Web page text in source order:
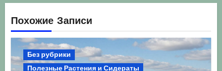
Похожие Записи
Без рубрики
Полезные Растения и Сидераты